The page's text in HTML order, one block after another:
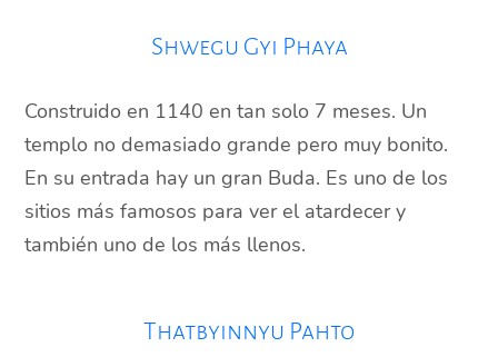
Shwegu Gyi Phaya
Construido en 1140 en tan solo 7 meses. Un
templo no demasiado grande pero muy bonito.
En su entrada hay un gran Buda. Es uno de los
sitios más famosos para ver el atardecer y
también uno de los más llenos.
Thatbyinnyu Pahto